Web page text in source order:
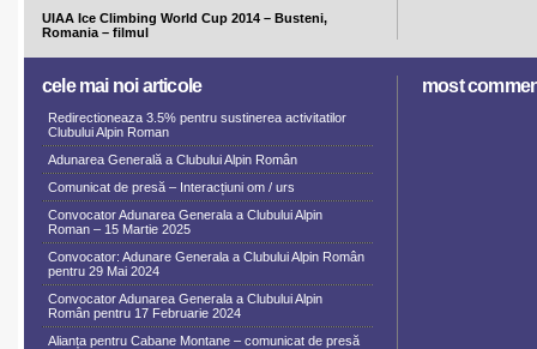
UIAA Ice Climbing World Cup 2014 – Busteni,
Romania – filmul
cele mai noi articole
Redirectioneaza 3.5% pentru sustinerea activitatilor
Clubului Alpin Roman
Adunarea Generală a Clubului Alpin Român
Comunicat de presă – Interacțiuni om / urs
Convocator Adunarea Generala a Clubului Alpin
Roman – 15 Martie 2025
Convocator: Adunare Generala a Clubului Alpin Român
pentru 29 Mai 2024
Convocator Adunarea Generala a Clubului Alpin
Român pentru 17 Februarie 2024
Alianța pentru Cabane Montane – comunicat de presă
most